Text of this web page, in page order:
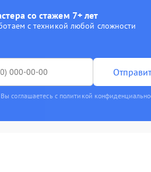
со стажем 7+ лет
с техникой любой сложности
соглашаетесь с политикой